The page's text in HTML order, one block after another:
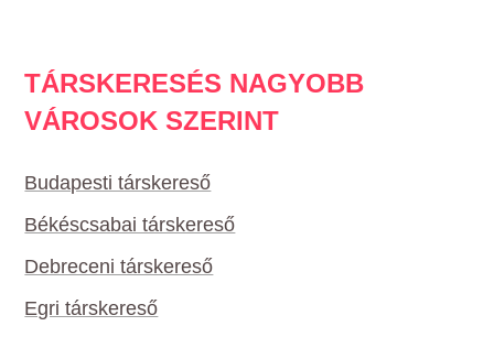
TÁRSKERESÉS NAGYOBB
VÁROSOK SZERINT
Budapesti társkereső
Békéscsabai társkereső
Debreceni társkereső
Egri társkereső